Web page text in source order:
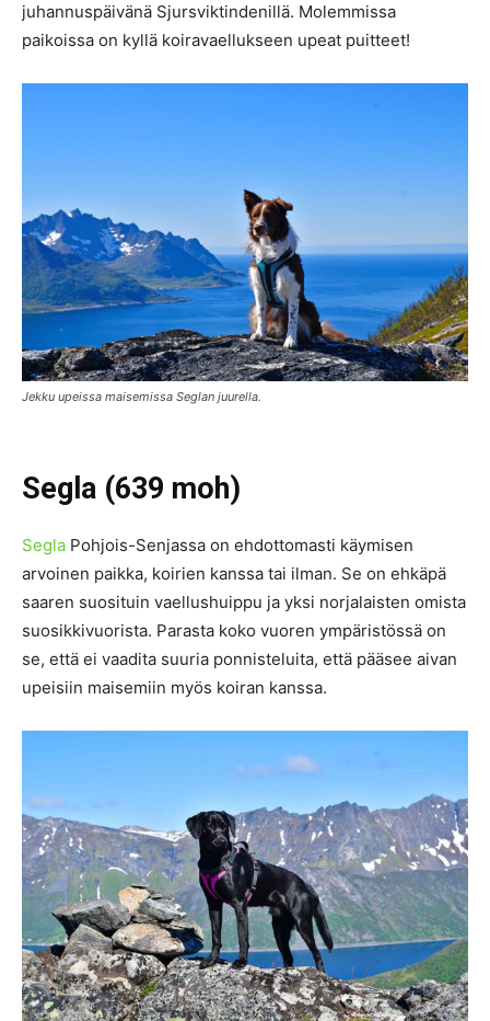
juhannuspäivänä Sjursviktindenillä. Molemmissa
paikoissa on kyllä koiravaellukseen upeat puitteet!
Jekku upeissa maisemissa Seglan juurella.
Segla (639 moh)
Segla Pohjois-Senjassa on ehdottomasti käymisen
arvoinen paikka, koirien kanssa tai ilman. Se on ehkäpä
saaren suosituin vaellushuippu ja yksi norjalaisten omista
suosikkivuorista. Parasta koko vuoren ympäristössä on
se, että ei vaadita suuria ponnisteluita, että pääsee aivan
upeisiin maisemiin myös koiran kanssa.